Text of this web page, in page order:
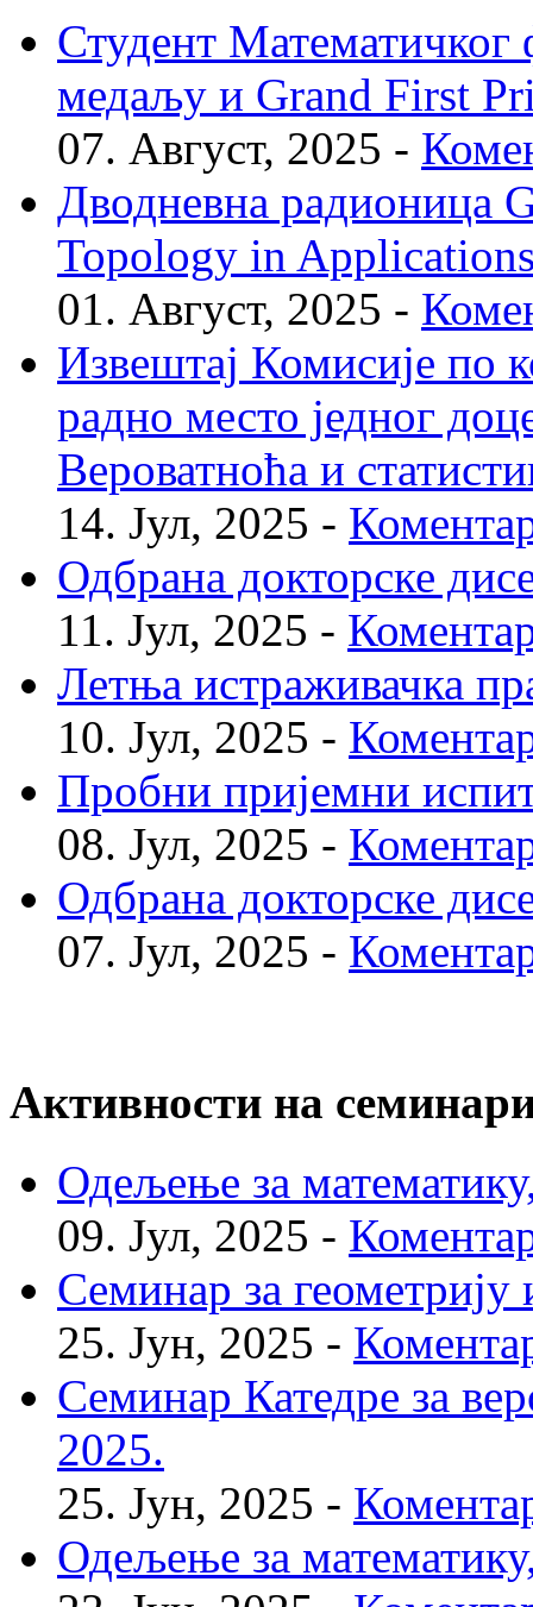
Студент Математичког
медаљу и Grand First
07. Август, 2025 -
Дводневна радионица
Topology in
01. Август, 2025 -
Извештај Комисије по
радно место једног
Вероватноћа и
14. Јул, 2025 -
Одбрана докторске
11. Јул, 2025 -
Летња истраживачка
10. Јул, 2025 -
Пробни пријемни
08. Јул, 2025 -
Одбрана докторске
07. Јул, 2025 -
Активности на
Одељење за
09. Јул, 2025 -
Семинар за
25. Јун, 2025 -
Семинар Катедре за
2025.
25. Јун, 2025 -
Одељење за